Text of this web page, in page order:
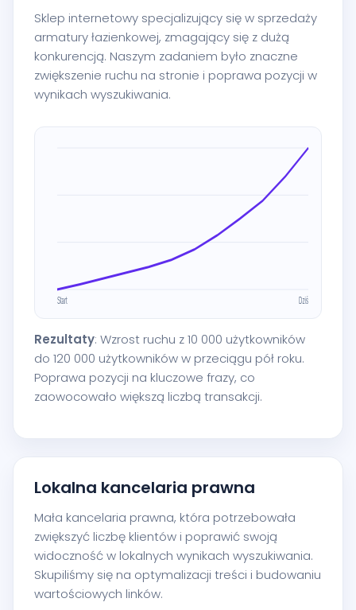
Sklep internetowy specjalizujący się w sprzedaży
armatury łazienkowej, zmagający się z dużą
konkurencją. Naszym zadaniem było znaczne
zwiększenie ruchu na stronie i poprawa pozycji w
wynikach wyszukiwania.
Rezultaty: Wzrost ruchu z 10 000 użytkowników
do 120 000 użytkowników w przeciągu pół roku.
Poprawa pozycji na kluczowe frazy, co
zaowocowało większą liczbą transakcji.
Lokalna kancelaria prawna
Mała kancelaria prawna, która potrzebowała
zwiększyć liczbę klientów i poprawić swoją
widoczność w lokalnych wynikach wyszukiwania.
Skupiliśmy się na optymalizacji treści i budowaniu
wartościowych linków.